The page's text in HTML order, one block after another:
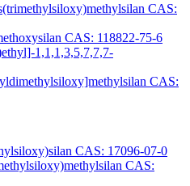
CAS:
CAS: 118822-75-6
1,1,1,3,5,7,7,7-
CAS:
CAS: 17096-07-0
CAS: